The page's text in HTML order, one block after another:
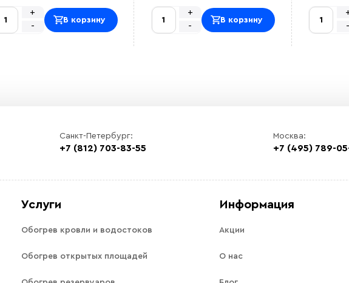
-
+
В корзину
-
+
В корзину
Санкт-Петербург:
+7 (812) 703-83-55
Москва:
+7 (495) 789-
Услуги
Обогрев кровли и водостоков
Обогрев открытых площадей
Информация
Акции
О нас